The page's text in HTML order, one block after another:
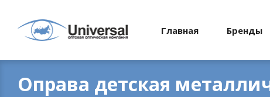
Главная Бренды
Оправа детская